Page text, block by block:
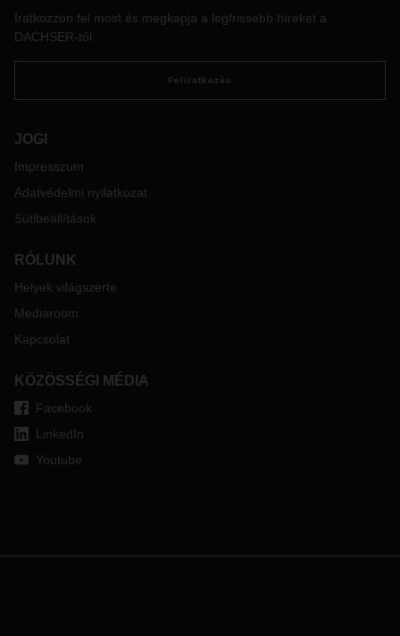
Iratkozzon fel most és megkapja a legfrissebb híreket a
DACHSER-től
Feliratkozás
JOGI
Impresszum
Adatvédelmi nyilatkozat
Sütibeállítások
RÓLUNK
Helyek világszerte
Mediaroom
Kapcsolat
KÖZÖSSÉGI MÉDIA
Facebook
LinkedIn
Youtube